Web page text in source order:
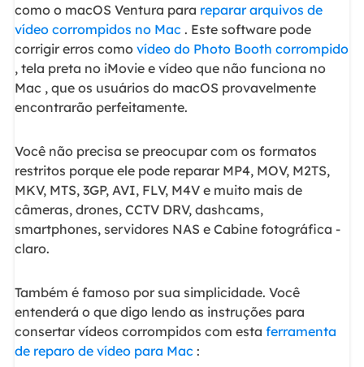
como o macOS Ventura para reparar arquivos de
vídeo corrompidos no Mac . Este software pode
corrigir erros como vídeo do Photo Booth corrompido
, tela preta no iMovie e vídeo que não funciona no
Mac , que os usuários do macOS provavelmente
encontrarão perfeitamente.
Você não precisa se preocupar com os formatos
restritos porque ele pode reparar MP4, MOV, M2TS,
MKV, MTS, 3GP, AVI, FLV, M4V e muito mais de
câmeras, drones, CCTV DRV, dashcams,
smartphones, servidores NAS e Cabine fotográfica -
claro.
Também é famoso por sua simplicidade. Você
entenderá o que digo lendo as instruções para
consertar vídeos corrompidos com esta ferramenta
de reparo de vídeo para Mac :